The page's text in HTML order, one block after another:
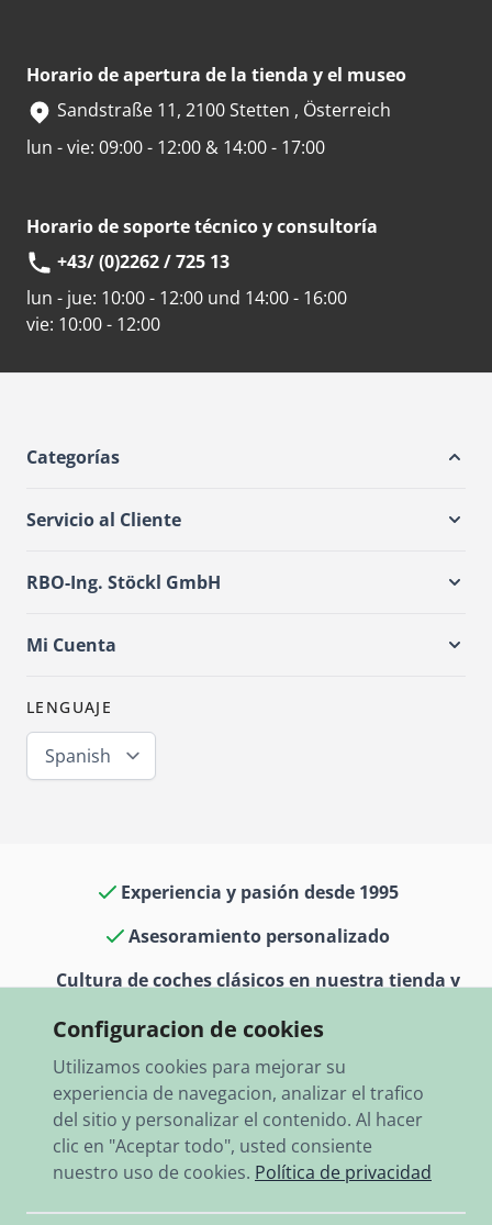
Horario de apertura de la tienda y el museo
Sandstraße 11, 2100 Stetten , Österreich
lun - vie: 09:00 - 12:00 & 14:00 - 17:00
Horario de soporte técnico y consultoría
+43/ (0)2262 / 725 13
lun - jue: 10:00 - 12:00 und 14:00 - 16:00
vie: 10:00 - 12:00
Categorías
Servicio al Cliente
RBO-Ing. Stöckl GmbH
Mi Cuenta
LENGUAJE
Spanish
Experiencia y pasión desde 1995
Asesoramiento personalizado
Cultura de coches clásicos en nuestra tienda y
Envío rápido a todo el mundo
Configuracion de cookies
Utilizamos cookies para mejorar su
experiencia de navegacion, analizar el trafico
del sitio y personalizar el contenido. Al hacer
clic en "Aceptar todo", usted consiente
nuestro uso de cookies. Política de privacidad